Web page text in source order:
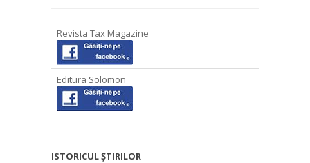
Revista Tax Magazine
Editura Solomon
ISTORICUL ȘTIRILOR